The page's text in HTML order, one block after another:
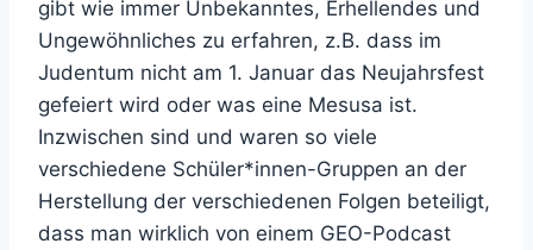
gibt wie immer Unbekanntes, Erhellendes und
Ungewöhnliches zu erfahren, z.B. dass im
Judentum nicht am 1. Januar das Neujahrsfest
gefeiert wird oder was eine Mesusa ist.
Inzwischen sind und waren so viele
verschiedene Schüler*innen-Gruppen an der
Herstellung der verschiedenen Folgen beteiligt,
dass man wirklich von einem GEO-Podcast